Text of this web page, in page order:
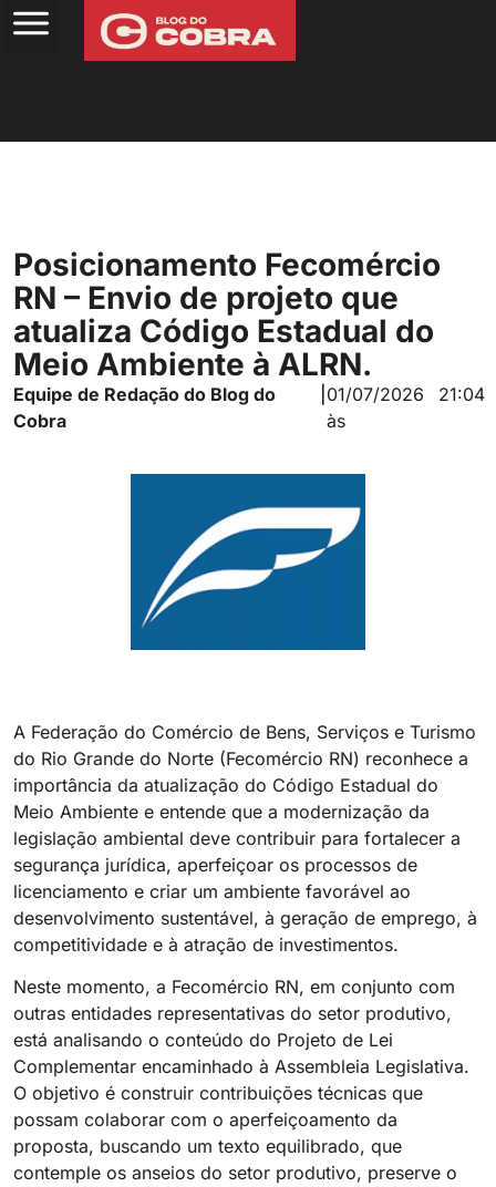
Posicionamento Fecomércio
RN – Envio de projeto que
atualiza Código Estadual do
Meio Ambiente à ALRN.
Equipe de Redação do Blog do
Cobra
01/07/2026
às
21:04
A Federação do Comércio de Bens, Serviços e Turismo
do Rio Grande do Norte (Fecomércio RN) reconhece a
importância da atualização do Código Estadual do
Meio Ambiente e entende que a modernização da
legislação ambiental deve contribuir para fortalecer a
segurança jurídica, aperfeiçoar os processos de
licenciamento e criar um ambiente favorável ao
desenvolvimento sustentável, à geração de emprego, à
competitividade e à atração de investimentos.
Neste momento, a Fecomércio RN, em conjunto com
outras entidades representativas do setor produtivo,
está analisando o conteúdo do Projeto de Lei
Complementar encaminhado à Assembleia Legislativa.
O objetivo é construir contribuições técnicas que
possam colaborar com o aperfeiçoamento da
proposta, buscando um texto equilibrado, que
contemple os anseios do setor produtivo, preserve o